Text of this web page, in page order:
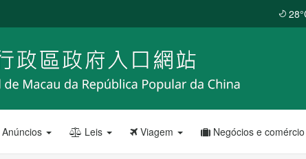
Anúncios Leis Viagem Negócios e comércio